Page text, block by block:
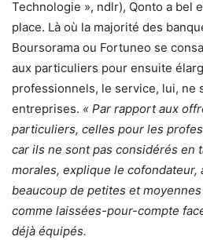
Technologie », ndlr), Qonto a bel
place. Là où la majorité des
Boursorama ou Fortuneo se
aux particuliers pour ensuite
professionnels, le service, lui, ne
entreprises. « Par rapport aux
particuliers, celles pour les
car ils ne sont pas considérés en
morales, explique le cofondateur,
beaucoup de petites et
comme laissées-pour-compte
déjà équipés.